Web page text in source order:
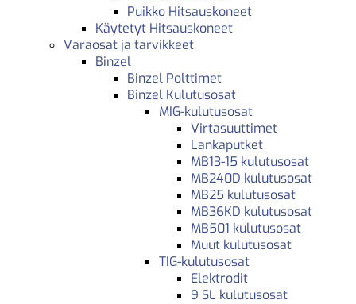
Puikko Hitsauskoneet
Käytetyt Hitsauskoneet
Varaosat ja tarvikkeet
Binzel
Binzel Polttimet
Binzel Kulutusosat
MIG-kulutusosat
Virtasuuttimet
Lankaputket
MB13-15 kulutusosat
MB240D kulutusosat
MB25 kulutusosat
MB36KD kulutusosat
MB501 kulutusosat
Muut kulutusosat
TIG-kulutusosat
Elektrodit
9 SL kulutusosat